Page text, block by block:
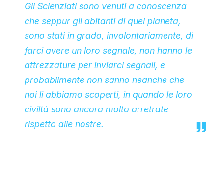
Gli Scienziati sono venuti a conoscenza
che seppur gli abitanti di quel pianeta,
sono stati in grado, involontariamente, di
farci avere un loro segnale, non hanno le
attrezzature per inviarci segnali, e
probabilmente non sanno neanche che
noi li abbiamo scoperti, in quando le loro
civiltà sono ancora molto arretrate
rispetto alle nostre.